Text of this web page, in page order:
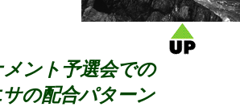
メント予選会での
の配合パターン